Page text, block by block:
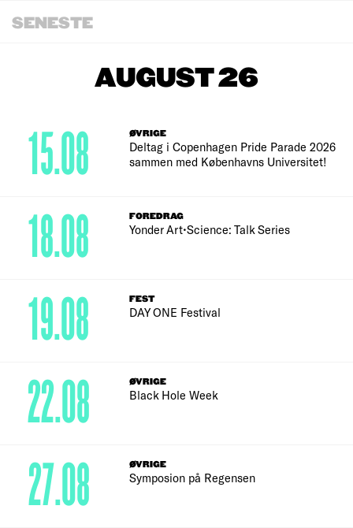
SENESTE
AUGUST 26
ØVRIGE
Deltag i Copenhagen Pride Parade 2026
sammen med Københavns Universitet!
15.08
FOREDRAG
Yonder Art•Science: Talk Series
18.08
FEST
DAY ONE Festival
19.08
ØVRIGE
Black Hole Week
22.08
ØVRIGE
Symposion på Regensen
27.08